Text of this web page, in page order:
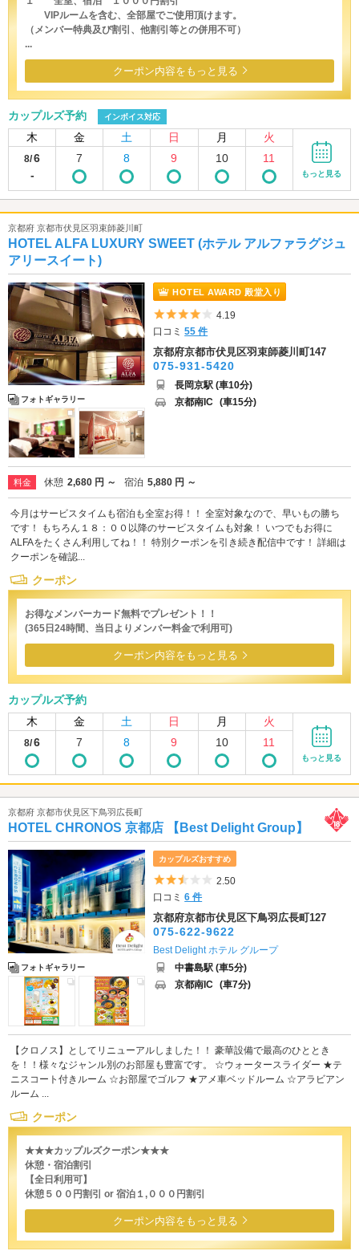
VIPルームを含む、全部屋でご使用頂けます。
（メンバー特典及び割引、他割引等との併用不可）
...
クーポン内容をもっと見る
カップルズ予約 インボイス対応
木 金 土 日 月 火
8/6
-
7 8 9 10 11
もっと見る
京都府 京都市伏見区羽束師菱川町
HOTEL ALFA LUXURY SWEET (ホテル アルファラグジュ
アリースイート)
フォトギャラリー
HOTEL AWARD 殿堂入り
5つ星のうち4
4.19
口コミ55 件
京都府京都市伏見区羽束師菱川町147
075-931-5420
長岡京駅 (車10分)
京都南IC (車15分)
料金 休憩 2,680 円 ～ 宿泊 5,880 円 ～
今月はサービスタイムも宿泊も全室お得！！ 全室対象なので、早いもの勝ち
です！ もちろん１８：００以降のサービスタイムも対象！ いつでもお得に
ALFAをたくさん利用してね！！ 特別クーポンを引き続き配信中です！ 詳細は
クーポンを確認...
クーポン
お得なメンバーカード無料でプレゼント！！
(365日24時間、当日よりメンバー料金で利用可)
クーポン内容をもっと見る
カップルズ予約
木
金 土 日 月 火
8/6 7 8 9 10 11
もっと見る
京都府 京都市伏見区下鳥羽広長町
HOTEL CHRONOS 京都店 【Best Delight Group】
フォトギャラリー
カップルズおすすめ
5つ星のうち2.5
2.50
口コミ6 件
京都府京都市伏見区下鳥羽広長町127
075-622-9622
Best Delight ホテル グループ
中書島駅 (車5分)
京都南IC (車7分)
【クロノス】としてリニューアルしました！！ 豪華設備で最高のひととき
を！！様々なジャンル別のお部屋も豊富です。 ☆ウォータースライダー ★テ
ニスコート付きルーム ☆お部屋でゴルフ ★アメ車ベッドルーム ☆アラビアン
ルーム ...
クーポン
★★★カップルズクーポン★★★
休憩・宿泊割引
【全日利用可】
休憩５００円割引 or 宿泊１,０００円割引
クーポン内容をもっと見る